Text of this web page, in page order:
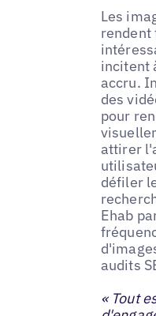
Les
rendent
incitent
accru.
des
pour
attirer
défiler
Ehab
audits
« Tout